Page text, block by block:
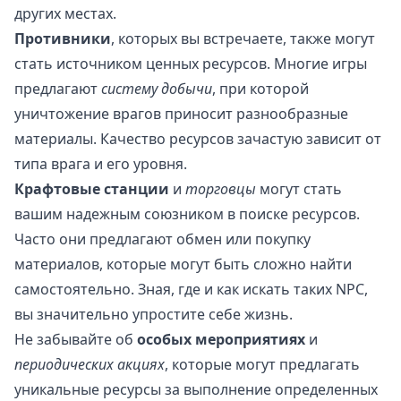
других местах.
Противники, которых вы встречаете, также могут
стать источником ценных ресурсов. Многие игры
предлагаютсистему добычи, при которой
уничтожение врагов приносит разнообразные
материалы. Качество ресурсов зачастую зависит от
типа врага и его уровня.
Крафтовые станции и торговцы могут стать
вашим надежным союзником в поиске ресурсов.
Часто они предлагают обмен или покупку
материалов, которые могут быть сложно найти
самостоятельно. Зная, где и как искать таких NPC,
вы значительно упростите себе жизнь.
Не забывайте об особых мероприятиях и
периодических акциях, которые могут предлагать
уникальные ресурсы за выполнение определенных